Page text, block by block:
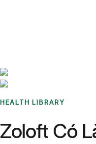
HEALTH LIBRARY
Zoloft Có